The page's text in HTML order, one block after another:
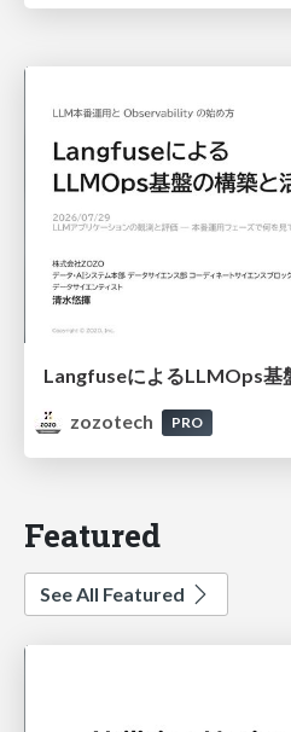
LangfuseによるLLMOps基
zozotech
PRO
Featured
See All Featured